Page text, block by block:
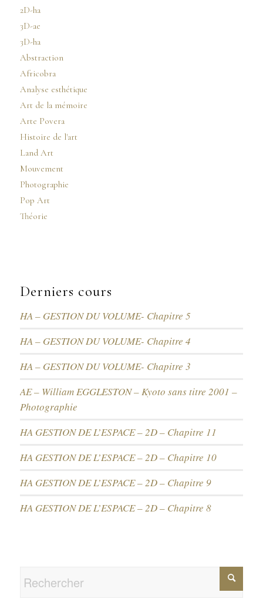
2D-ha
3D-ae
3D-ha
Abstraction
Africobra
Analyse esthétique
Art de la mémoire
Arte Povera
Histoire de l'art
Land Art
Mouvement
Photographie
Pop Art
Théorie
Derniers cours
HA – GESTION DU VOLUME- Chapitre 5
HA – GESTION DU VOLUME- Chapitre 4
HA – GESTION DU VOLUME- Chapitre 3
AE – William EGGLESTON – Kyoto sans titre 2001 –
Photographie
HA GESTION DE L’ESPACE – 2D – Chapitre 11
HA GESTION DE L’ESPACE – 2D – Chapitre 10
HA GESTION DE L’ESPACE – 2D – Chapitre 9
HA GESTION DE L’ESPACE – 2D – Chapitre 8